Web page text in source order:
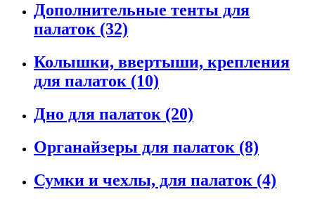
Дополнительные тенты для
палаток (32)
Колышки, ввертыши, крепления
для палаток (10)
Дно для палаток (20)
Органайзеры для палаток (8)
Сумки и чехлы, для палаток (4)